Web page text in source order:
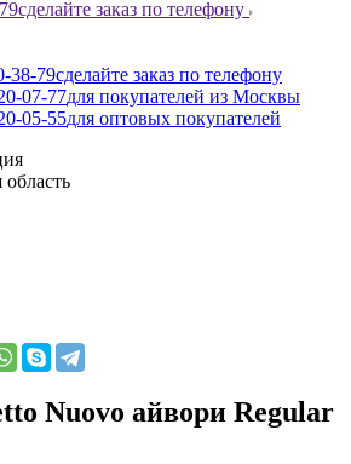
сделайте заказ по телефону
38-79сделайте заказ по телефону
07-77для покупателей из Москвы
05-55для оптовых покупателей
область
Nuovo айвори Regular